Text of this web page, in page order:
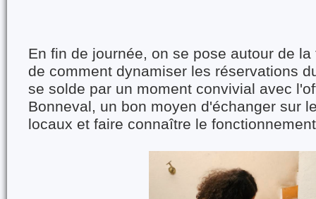
En fin de journée, on se pose autour de
de comment dynamiser les réservations
se solde par un moment convivial avec
Bonneval, un bon moyen d'échanger sur
locaux et faire connaître le